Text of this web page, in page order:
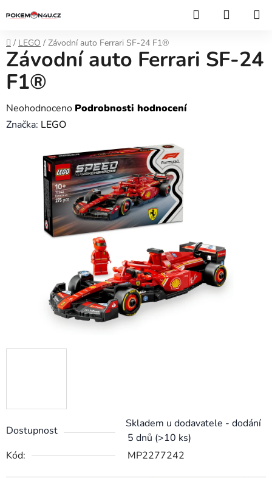
na
Hledat
Domů
/ LEGO / Závodní auto Ferrari SF-24 F1®
Dostupnost
Skladem u dodavatele - dodání
5 dnů (>10 ks)
Kód:
MP2277242
Závodní auto Ferrari SF-24
F1®
Průměrné
hodnocení
hvězdiček.
Neohodnoceno Podrobnosti hodnocení
Značka: LEGO